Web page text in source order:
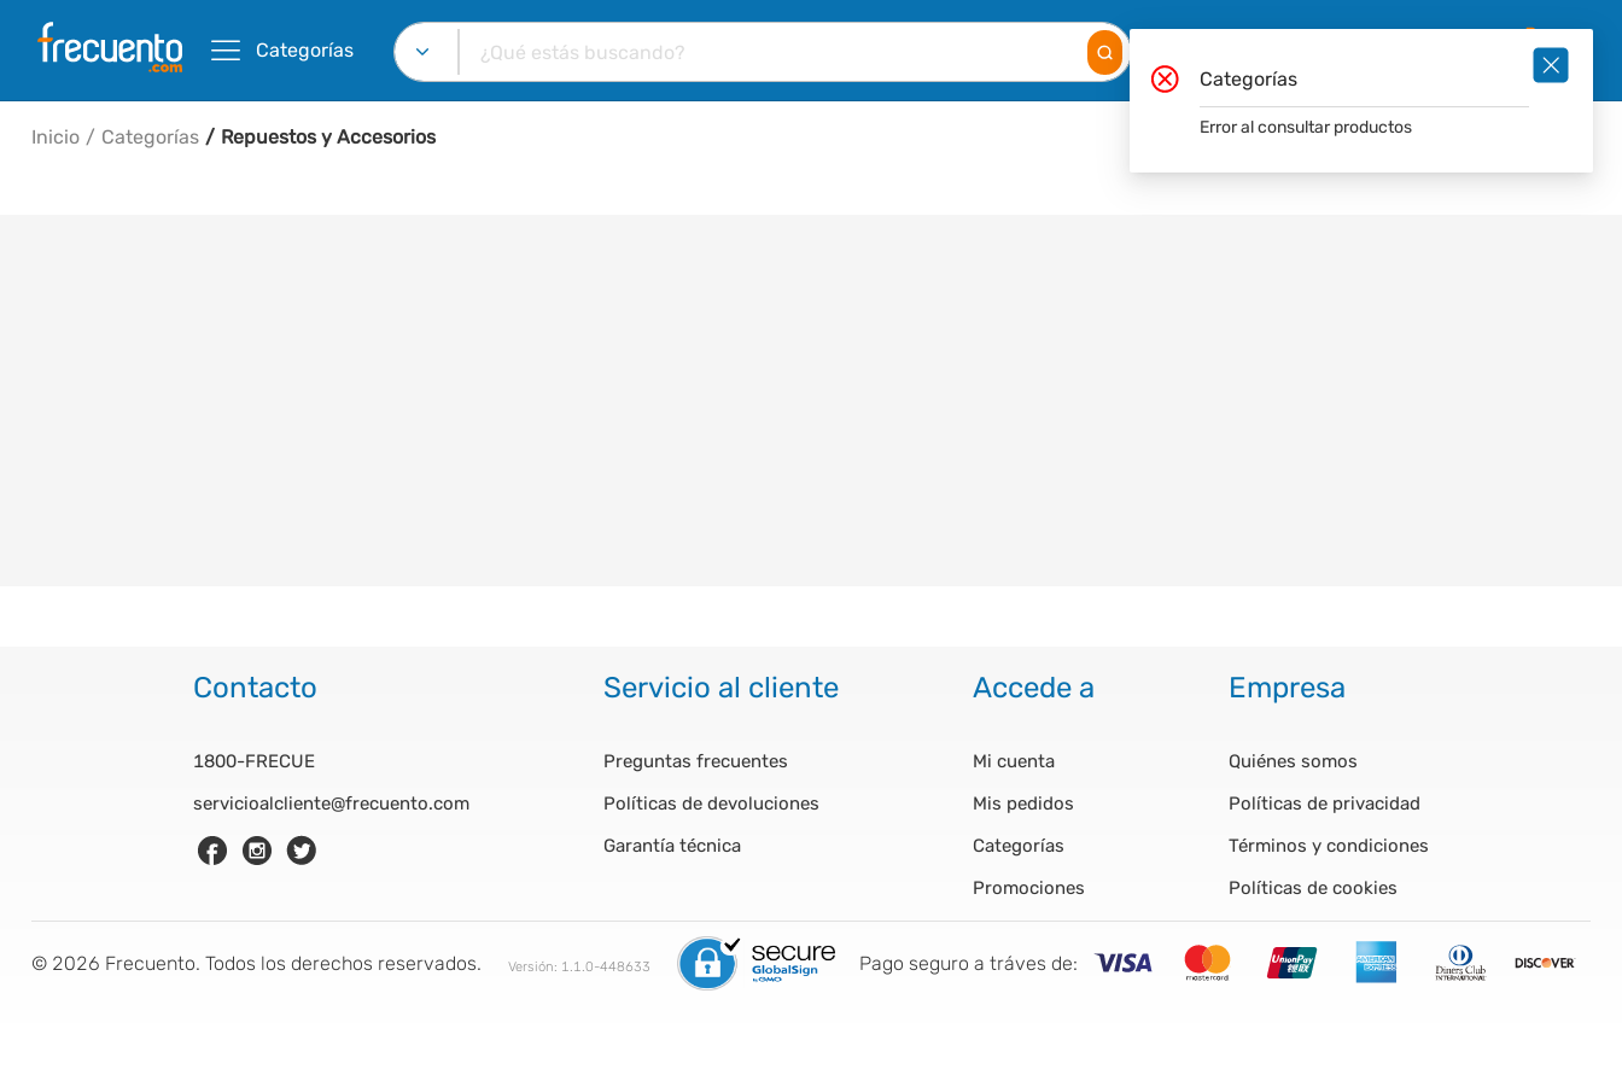
Categorías
Inicio Categorías Repuestos y Accesorios
Contacto
1800-FRECUE
servicioalcliente@frecuento.com
Servicio al cliente
Preguntas frecuentes
Políticas de devoluciones
Garantía técnica
Accede a
Mi cuenta
Mis pedidos
Categorías
Promociones
Empresa
Quiénes somos
Políticas de privacidad
Términos y condiciones
Políticas de cookies
© 2026 Frecuento. Todos los derechos reservados. Versión: 1.1.0-448633 Pago seguro a tráves de:
Categorías
Error al consultar productos